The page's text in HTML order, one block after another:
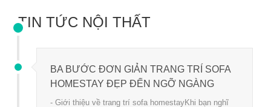
TIN TỨC NỘI THẤT
BA BƯỚC ĐƠN GIẢN TRANG TRÍ SOFA
HOMESTAY ĐẸP ĐẾN NGỠ NGÀNG
- Giới thiệu về trang trí sofa homestayKhi bạn nghĩ